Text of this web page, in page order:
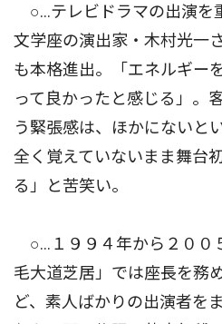
○…テレビドラマの出演を
文学座の演出家・木村光一
も本格進出。「エネルギー
って良かったと感じる」。
う緊張感は、ほかにないと
全く覚えていないまま舞台
る」と苦笑い。
○…１９９４年から２００
毛大道芝居」では座長を務
ど、素人ばかりの出演者を